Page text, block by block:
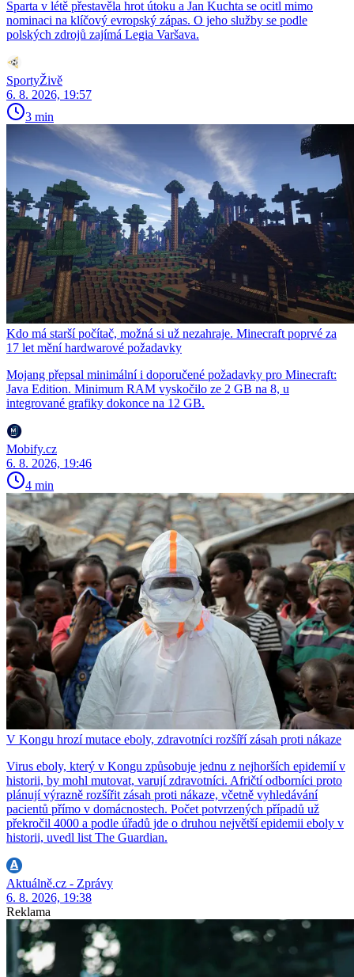
Sparta v létě přestavěla hrot útoku a Jan Kuchta se ocitl mimo
nominaci na klíčový evropský zápas. O jeho služby se podle
polských zdrojů zajímá Legia Varšava.
SportyŽivě
6. 8. 2026, 19:57
3 min
Kdo má starší počítač, možná si už nezahraje. Minecraft poprvé za
17 let mění hardwarové požadavky
Mojang přepsal minimální i doporučené požadavky pro Minecraft:
Java Edition. Minimum RAM vyskočilo ze 2 GB na 8, u
integrované grafiky dokonce na 12 GB.
Mobify.cz
6. 8. 2026, 19:46
4 min
V Kongu hrozí mutace eboly, zdravotníci rozšíří zásah proti nákaze
Virus eboly, který v Kongu způsobuje jednu z nejhorších epidemií v
historii, by mohl mutovat, varují zdravotníci. Afričtí odborníci proto
plánují výrazně rozšířit zásah proti nákaze, včetně vyhledávání
pacientů přímo v domácnostech. Počet potvrzených případů už
překročil 4000 a podle úřadů jde o druhou největší epidemii eboly v
historii, uvedl list The Guardian.
Aktuálně.cz - Zprávy
6. 8. 2026, 19:38
Reklama